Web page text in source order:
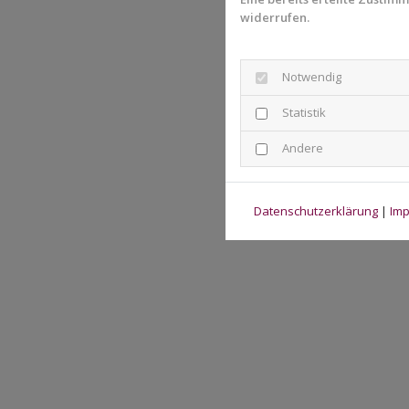
widerrufen.
Notwendig
Statistik
Andere
Datenschutzerklärung |